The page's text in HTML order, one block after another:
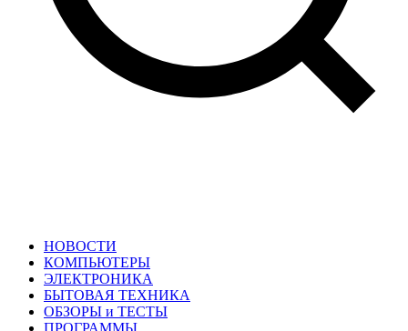
НОВОСТИ
КОМПЬЮТЕРЫ
ЭЛЕКТРОНИКА
БЫТОВАЯ ТЕХНИКА
ОБЗОРЫ и ТЕСТЫ
ПРОГРАММЫ